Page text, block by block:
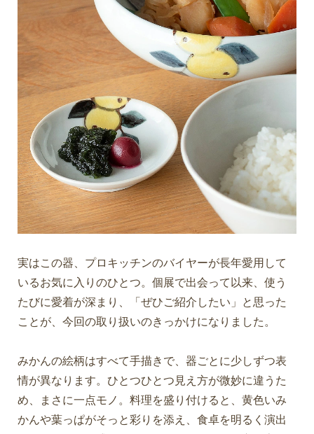
実はこの器、プロキッチンのバイヤーが長年愛用して
いるお気に入りのひとつ。個展で出会って以来、使う
たびに愛着が深まり、「ぜひご紹介したい」と思った
ことが、今回の取り扱いのきっかけになりました。
みかんの絵柄はすべて手描きで、器ごとに少しずつ表
情が異なります。ひとつひとつ見え方が微妙に違うた
め、まさに一点モノ。料理を盛り付けると、黄色いみ
かんや葉っぱがそっと彩りを添え、食卓を明るく演出